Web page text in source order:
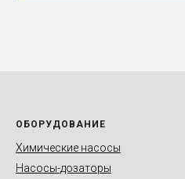
ОБОРУДОВАНИЕ
Химические насосы
Насосы-дозаторы